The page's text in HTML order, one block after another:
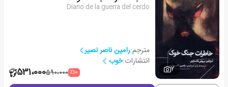
2
Diario de la guerra del cerdo
مترجم:رامین ناصر نصیر
انتشارات:خوب
٪10590،000531،000